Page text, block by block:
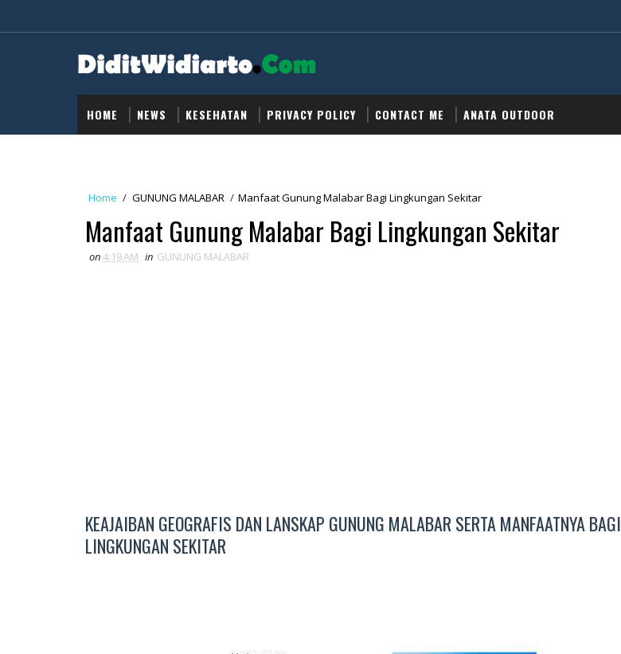
HOME NEWS KESEHATAN PRIVACY POLICY CONTACT ME ANATA OUTDOOR
Home / GUNUNG MALABAR / Manfaat Gunung Malabar Bagi Lingkungan Sekitar
Manfaat Gunung Malabar Bagi Lingkungan Sekitar
on4:19 AM in GUNUNG MALABAR
KEAJAIBAN GEOGRAFIS DAN LANSKAP GUNUNG MALABAR SERTA MANFAATNYA BAGI
LINGKUNGAN SEKITAR